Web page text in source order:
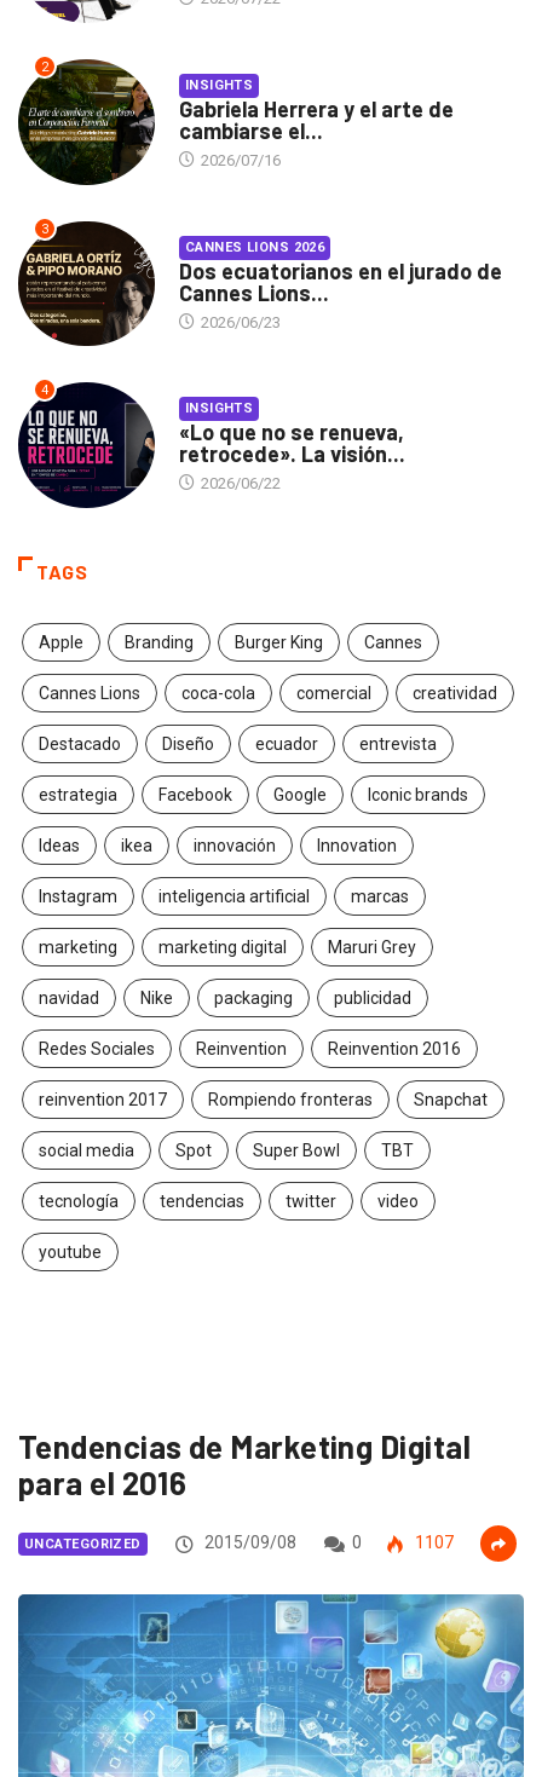
2
INSIGHTS
Gabriela Herrera y el arte de
cambiarse el...
2026/07/16
3
CANNES LIONS 2026
Dos ecuatorianos en el jurado de
Cannes Lions...
2026/06/23
4
INSIGHTS
«Lo que no se renueva,
retrocede». La visión...
2026/06/22
TAGS
Apple Branding Burger King Cannes
Cannes Lions coca-cola comercial creatividad
Destacado Diseño ecuador entrevista
estrategia Facebook Google Iconic brands
Ideas ikea innovación Innovation
Instagram inteligencia artificial marcas
marketing marketing digital Maruri Grey
navidad Nike packaging publicidad
Redes Sociales Reinvention Reinvention 2016
reinvention 2017 Rompiendo fronteras Snapchat
social media Spot Super Bowl TBT
tecnología tendencias twitter video
youtube
Tendencias de Marketing Digital
para el 2016
UNCATEGORIZED 2015/09/08 0 1107